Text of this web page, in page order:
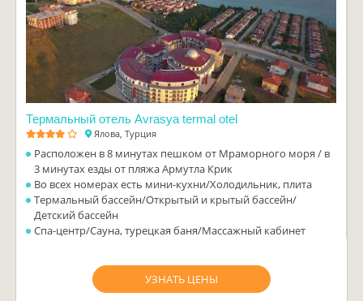
Термальный отель Avrasya termal otel
Ялова, Турция
Расположен в 8 минутах пешком от Мраморного моря / в
3 минутах езды от пляжа Армутла Крик
Во всех номерах есть мини-кухни/Холодильник, плита
Термальный бассейн/Открытый и крытый бассейн/
Детский бассейн
Спа-центр/Сауна, турецкая баня/Массажный кабинет
УЗНАТЬ ЦЕНЫ